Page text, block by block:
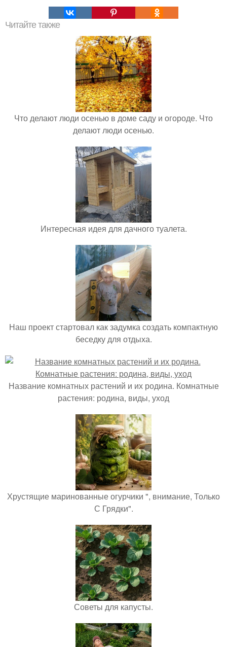
Читайте также
Что делают люди осенью в доме саду и огороде. Что
делают люди осенью.
Интересная идея для дачного туалета.
Наш проект стартовал как задумка создать компактную
беседку для отдыха.
Название комнатных растений и их родина. Комнатные
растения: родина, виды, уход
Хрустящие маринованные огурчики ", внимание, Только
С Грядки".
Советы для капусты.